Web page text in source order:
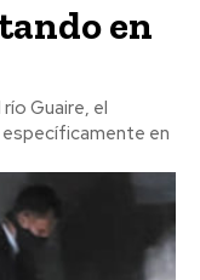
en
Guaire, el
específicamente en